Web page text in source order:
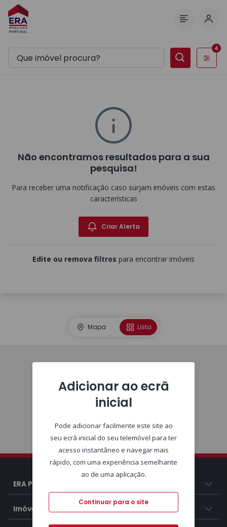
Filtros
4
Não encontramos resultados para a sua
pesquisa!
Para receber uma notificação caso surjam imóveis com estas
características
Criar Alerta
Edite ou remova filtros para encontrar imóveis
Mapa Lista
ERA Portugal
Imóveis
Adicionar ao ecrã
inicial
Pode adicionar facilmente este site ao
seu ecrã inicial do seu telemóvel para ter
acesso instantâneo e navegar mais
rápido, com uma experiência semelhante
ao de uma aplicação.
Continuar para o site